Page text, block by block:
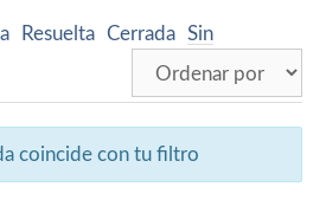
Resuelta Cerrada Sin
coincide con tu filtro